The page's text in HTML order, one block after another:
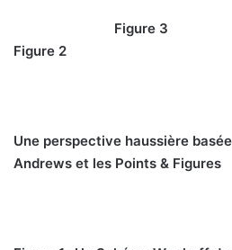
c
o
Figure 2
Une perspective haussière
Andrews et les Points & Figures